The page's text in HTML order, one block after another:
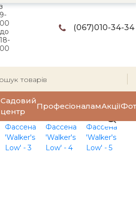
з
9-
00
до
18-
00
(067)010-34-34
Садовий
центр
ПрофесіоналамАкції
квіти та трави